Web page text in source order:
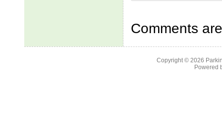
Comments
Copyright © 2026
Powered